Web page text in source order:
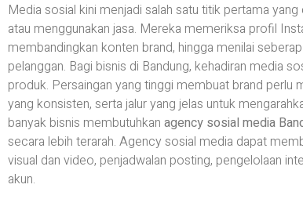
Media sosial kini menjadi salah satu titik pertama
atau menggunakan jasa. Mereka memeriksa profil
membandingkan konten brand, hingga menilai
pelanggan. Bagi bisnis di Bandung, kehadiran media
produk. Persaingan yang tinggi membuat brand
yang konsisten, serta jalur yang jelas untuk
banyak bisnis membutuhkan agency sosial media
secara lebih terarah. Agency sosial media dapat
visual dan video, penjadwalan posting, pengelolaan
akun.